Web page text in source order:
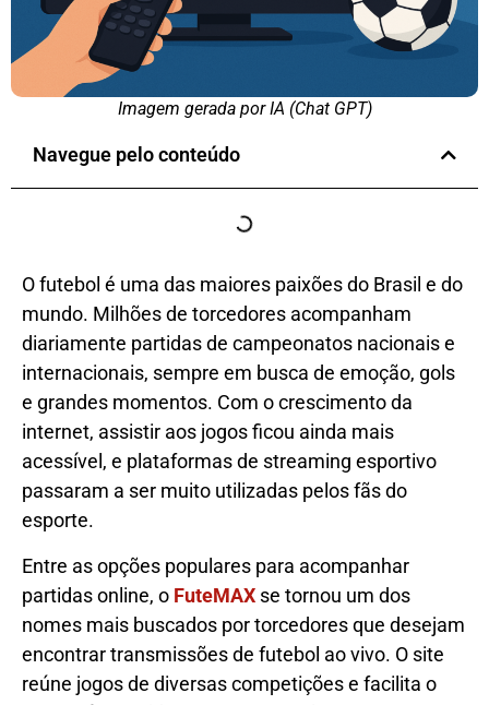
Imagem gerada por IA (Chat GPT)
Navegue pelo conteúdo
O futebol é uma das maiores paixões do Brasil e do
mundo. Milhões de torcedores acompanham
diariamente partidas de campeonatos nacionais e
internacionais, sempre em busca de emoção, gols
e grandes momentos. Com o crescimento da
internet, assistir aos jogos ficou ainda mais
acessível, e plataformas de streaming esportivo
passaram a ser muito utilizadas pelos fãs do
esporte.
Entre as opções populares para acompanhar
partidas online, o FuteMAX se tornou um dos
nomes mais buscados por torcedores que desejam
encontrar transmissões de futebol ao vivo. O site
reúne jogos de diversas competições e facilita o